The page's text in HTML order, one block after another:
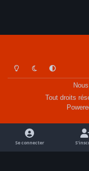
Light ModeDark ModeSystem
Tout droits
Se connecter